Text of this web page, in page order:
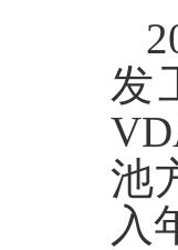
发
池
入